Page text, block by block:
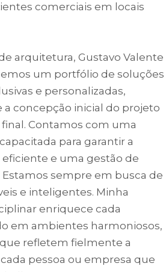
comerciais em locais
arquitetura, Gustavo Valente
um portfólio de soluções
e personalizadas,
concepção inicial do projeto
Contamos com uma
para garantir a
e uma gestão de
sempre em busca de
e inteligentes. Minha
enriquece cada
em ambientes harmoniosos,
refletem fielmente a
pessoa ou empresa que